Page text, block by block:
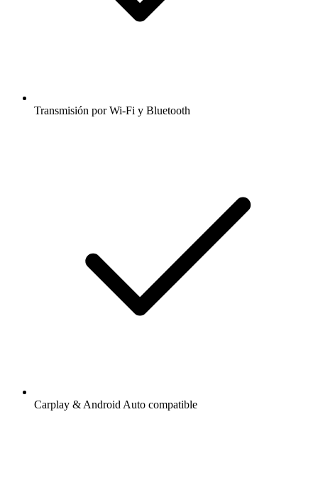
Transmisión por Wi-Fi y Bluetooth
Carplay & Android Auto compatible